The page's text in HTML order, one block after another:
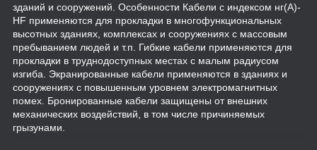
зданий и сооружений. Особенности Кабели с индексом нг(А)-
HF применяются для прокладки в многофункциональных
высотных зданиях, комплексах и сооружениях с массовым
пребыванием людей и т.п. Гибкие кабели применяются для
прокладки в труднодоступных местах с малым радиусом
изгиба. Экранированные кабели применяются в зданиях и
сооружениях с повышенным уровнем электромагнитных
помех. Бронированные кабели защищены от внешних
механических воздействий, в том числе причиняемых
грызунами.